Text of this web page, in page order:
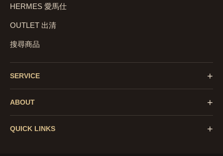
HERMES 愛馬仕
OUTLET 出清
搜尋商品
SERVICE +
ABOUT +
QUICK LINKS +